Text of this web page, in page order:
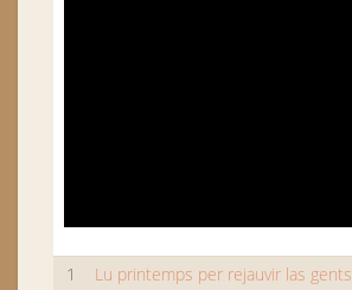
1 Lu printemps per rejauvir las gents